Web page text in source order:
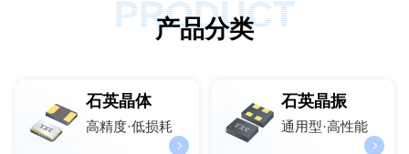
PRODUCT
产品分类
石英晶体
高精度·低损耗
石英晶振
通用型·高性能